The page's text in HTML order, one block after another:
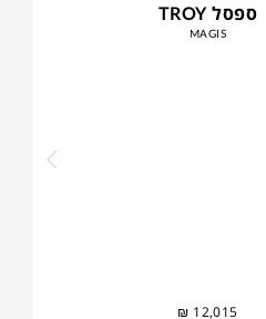
ספסל TROY
MAGIS
₪ 12,015